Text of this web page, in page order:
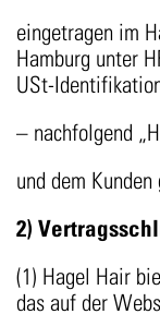
eingetragen im
Hamburg unter
USt-
– nachfolgend
und dem
2)
(1) Hagel Hair
das auf der